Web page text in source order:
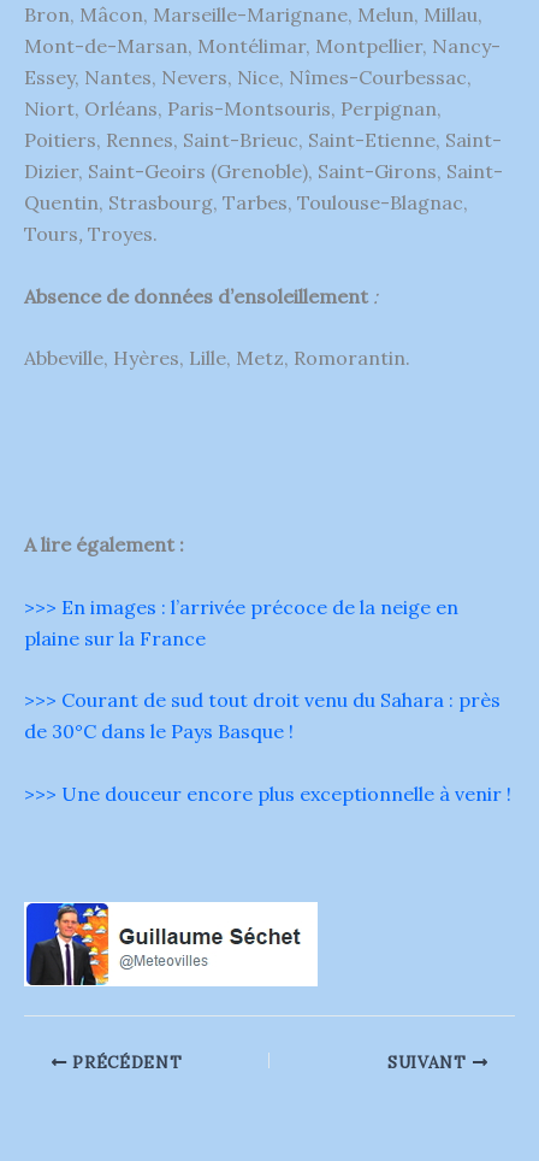
Bron, Mâcon, Marseille-Marignane, Melun, Millau,
Mont-de-Marsan, Montélimar, Montpellier, Nancy-
Essey, Nantes, Nevers, Nice, Nîmes-Courbessac,
Niort, Orléans, Paris-Montsouris, Perpignan,
Poitiers, Rennes, Saint-Brieuc, Saint-Etienne, Saint-
Dizier, Saint-Geoirs (Grenoble), Saint-Girons, Saint-
Quentin, Strasbourg, Tarbes, Toulouse-Blagnac,
Tours, Troyes.
Absence de données d’ensoleillement :
Abbeville, Hyères, Lille, Metz, Romorantin.
A lire également :
>>> En images : l’arrivée précoce de la neige en
plaine sur la France
>>> Courant de sud tout droit venu du Sahara : près
de 30°C dans le Pays Basque !
>>> Une douceur encore plus exceptionnelle à venir !
PRÉCÉDENT SUIVANT